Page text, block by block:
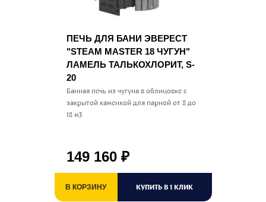
ПЕЧЬ ДЛЯ БАНИ ЭВЕРЕСТ
"STEAM MASTER 18 ЧУГУН"
ЛАМЕЛЬ ТАЛЬКОХЛОРИТ, S-
20
Банная печь из чугуна в облицовке с
закрытой каменкой для парной от 8 до
18 м3
149 160 ₽
В КОРЗИНУ КУПИТЬ В 1 КЛИК